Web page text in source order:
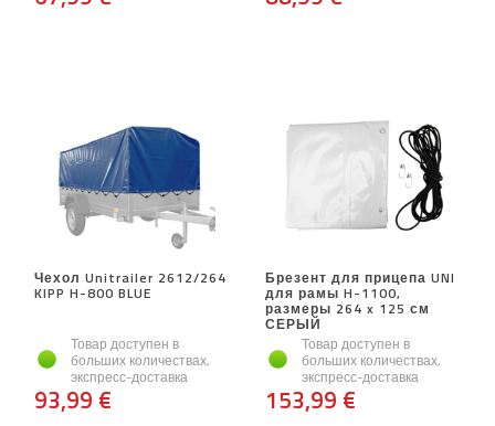
Чехол Unitrailer 2612/264
KIPP H-800 BLUE
Товар доступен в
больших количествах,
экспресс-доставка
93,99 €
Брезент для прицепа UNI
для рамы H-1100,
размеры 264 x 125 см
СЕРЫЙ
Товар доступен в
больших количествах,
экспресс-доставка
153,99 €